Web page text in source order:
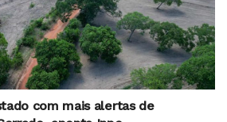
com mais alertas de